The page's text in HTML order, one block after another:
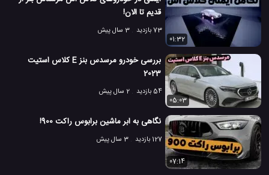
# مرسدس بنز میباخ 6 # مرسدس بنز میباخ S
مرسدس بنز میباخ S 650 # مرسدس میباخ
402 بازدید
4 سال پیش بررسی ماشین ها
قدیم تا الان!
73 بازدید
3 سال پیش
01:32
بررسی خودرو مرسدس بنز E کلاس استیت
2023
54 بازدید
2 سال پیش
05:03
نگاهی به ابر ماشین برابوس راکت 900!
127 بازدید 3 سال پیش
07:14